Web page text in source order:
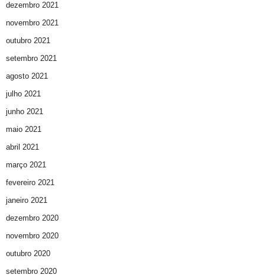
dezembro 2021
novembro 2021
outubro 2021
setembro 2021
agosto 2021
julho 2021
junho 2021
maio 2021
abril 2021
março 2021
fevereiro 2021
janeiro 2021
dezembro 2020
novembro 2020
outubro 2020
setembro 2020